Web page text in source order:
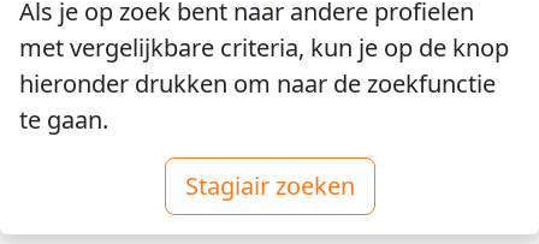
Als je op zoek bent naar andere profielen
met vergelijkbare criteria, kun je op de knop
hieronder drukken om naar de zoekfunctie
te gaan.
Stagiair zoeken